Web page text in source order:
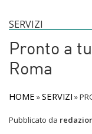
SERVIZI
Pronto a
Roma
HOME »SERVIZI »
Pubblicato da